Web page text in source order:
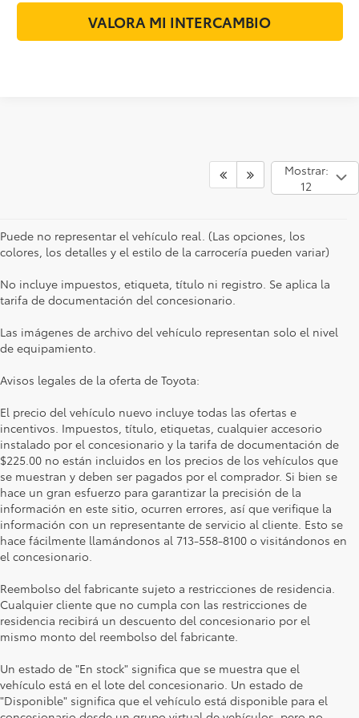
VALORA MI INTERCAMBIO
Mostrar:
12
Puede no representar el vehículo real. (Las opciones, los
colores, los detalles y el estilo de la carrocería pueden variar)
No incluye impuestos, etiqueta, título ni registro. Se aplica la
tarifa de documentación del concesionario.
Las imágenes de archivo del vehículo representan solo el nivel
de equipamiento.
Avisos legales de la oferta de Toyota:
El precio del vehículo nuevo incluye todas las ofertas e
incentivos. Impuestos, título, etiquetas, cualquier accesorio
instalado por el concesionario y la tarifa de documentación de
$225.00 no están incluidos en los precios de los vehículos que
se muestran y deben ser pagados por el comprador. Si bien se
hace un gran esfuerzo para garantizar la precisión de la
información en este sitio, ocurren errores, así que verifique la
información con un representante de servicio al cliente. Esto se
hace fácilmente llamándonos al 713-558-8100 o visitándonos en
el concesionario.
Reembolso del fabricante sujeto a restricciones de residencia.
Cualquier cliente que no cumpla con las restricciones de
residencia recibirá un descuento del concesionario por el
mismo monto del reembolso del fabricante.
Un estado de "En stock" significa que se muestra que el
vehículo está en el lote del concesionario. Un estado de
"Disponible" significa que el vehículo está disponible para el